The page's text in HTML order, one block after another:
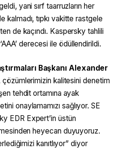
yani sırf taarruzların her
kalmadı, tıpkı vakitte rastgele
de kaçındı. Kaspersky tahlili
derecesi ile ödüllendirildi.
Başkanı Alexander
çözümlerimizin kalitesini denetim
tehdit ortamına ayak
onaylamamızı sağlıyor. SE
EDR Expert’in üstün
heyecan duyuyoruz.
kanıtlıyor” diyor